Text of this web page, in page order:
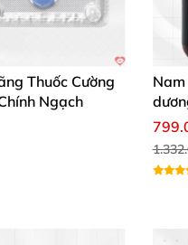
🌟🗣️
vừa thơm ngon lại
tôi có trải nghiệm
vị mật ong rất dễ
Thuốc Cường
Ngạch